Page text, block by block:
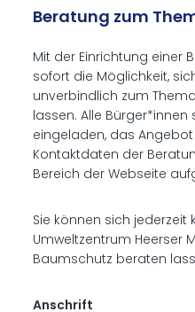
Beratung zum
Mit der Einrichtung einer
sofort die Möglichkeit,
unverbindlich zum
lassen. Alle Bürger*innen
eingeladen, das
Kontaktdaten der
Bereich der Webseite
Sie können sich jederzeit
Umweltzentrum Heerser
Baumschutz beraten
Anschrift